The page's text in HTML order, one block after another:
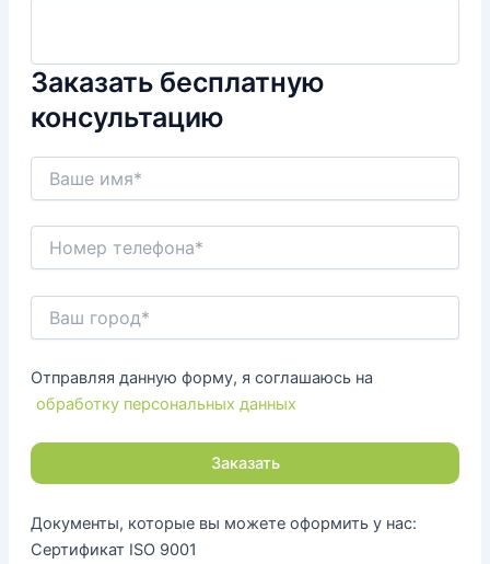
Заказать бесплатную
консультацию
Отправляя данную форму, я соглашаюсь на
обработку персональных данных
Документы, которые вы можете оформить у нас:
Сертификат ISO 9001